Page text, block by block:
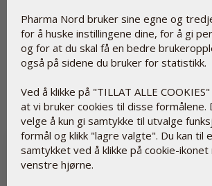
Artikler om
Pharma Nord bruker sine egne og
for å huske instillingene dine, for å gi
og for at du skal få en bedre
også på sidene du bruker for statistikk.
Ved å klikke på "TILLAT ALLE
at vi bruker cookies til disse formålene.
velge å kun gi samtykke til utvalge
formål og klikk "lagre valgte". Du kan til
samtykket ved å klikke på cookie-
venstre hjørne.